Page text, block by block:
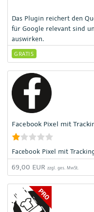
Das Plugin reichert den
für Google relevant sind und sich
auswirken.
GRATIS
Facebook Pixel mit
Facebook Pixel mit
69,00 EUR zzgl. ges. MwSt.